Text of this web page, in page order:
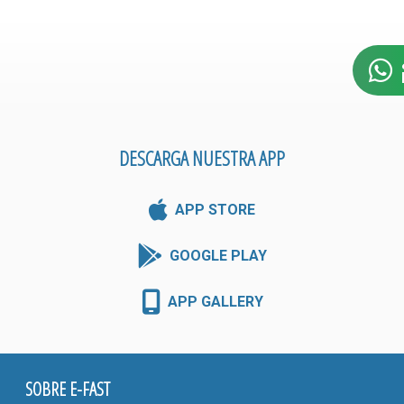
DESCARGA NUESTRA APP
APP STORE
GOOGLE PLAY
APP GALLERY
SOBRE E-FAST